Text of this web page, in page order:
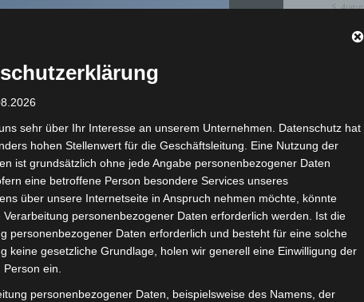
5.
sehr über Ihr Interesse an unserem Unternehmen. Datenschutz hat
hohen Stellenwert für die Geschäftsleitung. Eine Nutzung der
ist grundsätzlich ohne jede Angabe personenbezogener Daten
eine betroffene Person besondere Services unseres
über unsere Internetseite in Anspruch nehmen möchte, könnte
Verarbeitung personenbezogener Daten erforderlich werden. Ist die
personenbezogener Daten erforderlich und besteht für eine solche
keine gesetzliche Grundlage, holen wir generell eine Einwilligung der
ein.
personenbezogener Daten, beispielsweise des Namens, der